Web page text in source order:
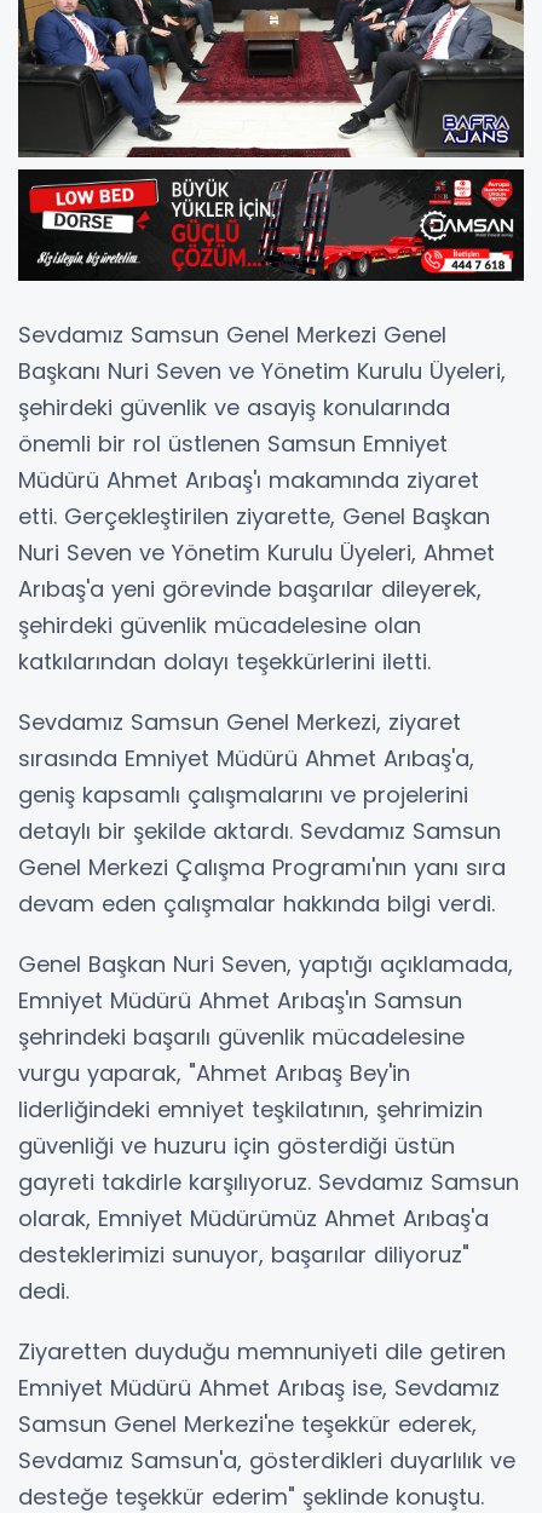
Sevdamız Samsun Genel Merkezi Genel
Başkanı Nuri Seven ve Yönetim Kurulu Üyeleri,
şehirdeki güvenlik ve asayiş konularında
önemli bir rol üstlenen Samsun Emniyet
Müdürü Ahmet Arıbaş'ı makamında ziyaret
etti. Gerçekleştirilen ziyarette, Genel Başkan
Nuri Seven ve Yönetim Kurulu Üyeleri, Ahmet
Arıbaş'a yeni görevinde başarılar dileyerek,
şehirdeki güvenlik mücadelesine olan
katkılarından dolayı teşekkürlerini iletti.
Sevdamız Samsun Genel Merkezi, ziyaret
sırasında Emniyet Müdürü Ahmet Arıbaş'a,
geniş kapsamlı çalışmalarını ve projelerini
detaylı bir şekilde aktardı. Sevdamız Samsun
Genel Merkezi Çalışma Programı'nın yanı sıra
devam eden çalışmalar hakkında bilgi verdi.
Genel Başkan Nuri Seven, yaptığı açıklamada,
Emniyet Müdürü Ahmet Arıbaş'ın Samsun
şehrindeki başarılı güvenlik mücadelesine
vurgu yaparak, "Ahmet Arıbaş Bey'in
liderliğindeki emniyet teşkilatının, şehrimizin
güvenliği ve huzuru için gösterdiği üstün
gayreti takdirle karşılıyoruz. Sevdamız Samsun
olarak, Emniyet Müdürümüz Ahmet Arıbaş'a
desteklerimizi sunuyor, başarılar diliyoruz"
dedi.
Ziyaretten duyduğu memnuniyeti dile getiren
Emniyet Müdürü Ahmet Arıbaş ise, Sevdamız
Samsun Genel Merkezi'ne teşekkür ederek,
Sevdamız Samsun'a, gösterdikleri duyarlılık ve
desteğe teşekkür ederim" şeklinde konuştu.